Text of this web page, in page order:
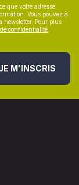
que votre adresse
Vous pouvez à
newsletter. Pour plus
confidentialité
M'INSCRIS